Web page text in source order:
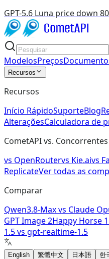
GPT-5.6 Luna price down
ModelosPreços
Recursos
Recursos
Início RápidoSuporteBlog
AlteraçõesCalculadora de
CometAPI vs. Concorrentes
vs OpenRoutervs Kie.aivs
ReplicateVer todas as
Comparar
Qwen3.8-Maxvs Claude
GPT Image 2Happy Horse
1.5vs gpt-realtime-1.5
English 繁體中文 日本語 한